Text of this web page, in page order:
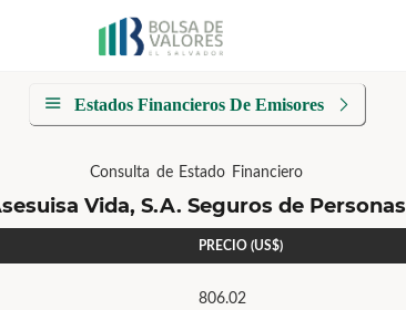
Estados Financieros De Emisores
Consulta de Estado Financiero
Vida, S.A. Seguros de Personas
PRECIO (US$)
806.02